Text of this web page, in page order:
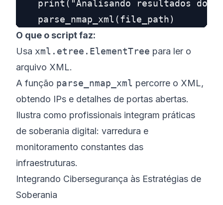
print("Analisando resultados do
O que o script faz:
Usa xml.etree.ElementTree para ler o
arquivo XML.
A função parse_nmap_xml percorre o XML,
obtendo IPs e detalhes de portas abertas.
Ilustra como profissionais integram práticas
de soberania digital: varredura e
monitoramento constantes das
infraestruturas.
Integrando Cibersegurança às Estratégias de
Soberania